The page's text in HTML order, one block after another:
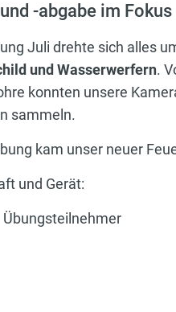
-abgabe im Fokus
Juli drehte sich alles
und Wasserwerfern.
konnten unsere
sammeln.
kam unser neuer
und Gerät:
Übungsteilnehmer